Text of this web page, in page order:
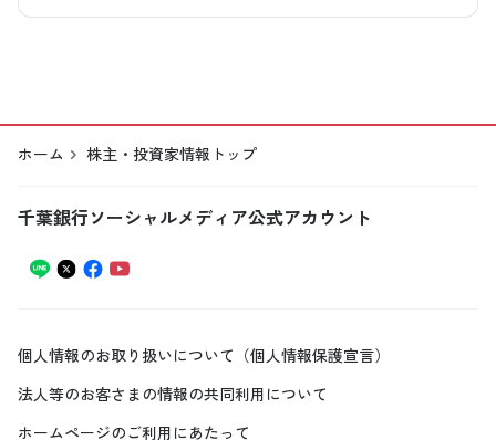
ホーム 株主・投資家情報トップ
千葉銀行ソーシャルメディア公式アカウント
個人情報のお取り扱いについて（個人情報保護宣言）
法人等のお客さまの情報の共同利用について
ホームページのご利用にあたって